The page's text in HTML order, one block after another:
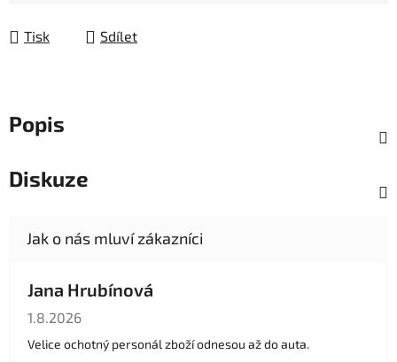
Tisk Sdílet
Popis
Diskuze
Jana Hrubínová
Hodnocení obchodu je 5 z 5 hvězdiček.
1.8.2026
Velice ochotný personál zboží odnesou až do auta.